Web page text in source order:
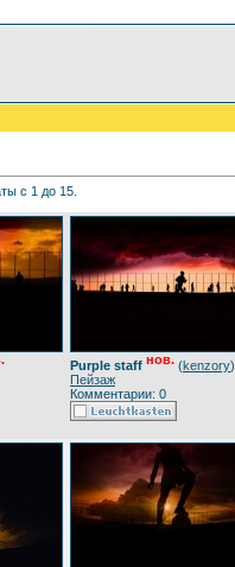
с 1 до 15.
Purple staff нов. (kenzory)
Пейзаж
Комментарии: 0